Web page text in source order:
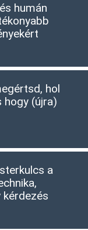
humán
hol
(újra)
a
kérdezés